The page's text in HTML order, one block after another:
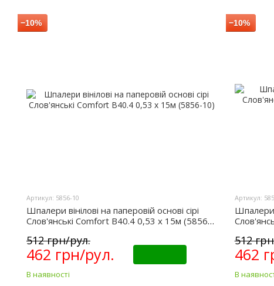
−10%
Артикул: 5856-10
Шпалери вінілові на паперовій основі сірі
Слов'янські Comfort B40.4 0,53 х 15м (5856-
512 грн/рул.
462 грн/рул.
В наявності
−10%
Артикул:
Шпалери
512
462
В